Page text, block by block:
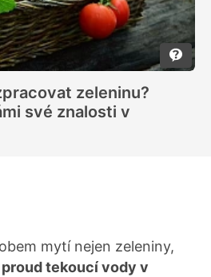
zeleninu?
své znalosti v
mytí nejen zeleniny,
proud tekoucí vody v